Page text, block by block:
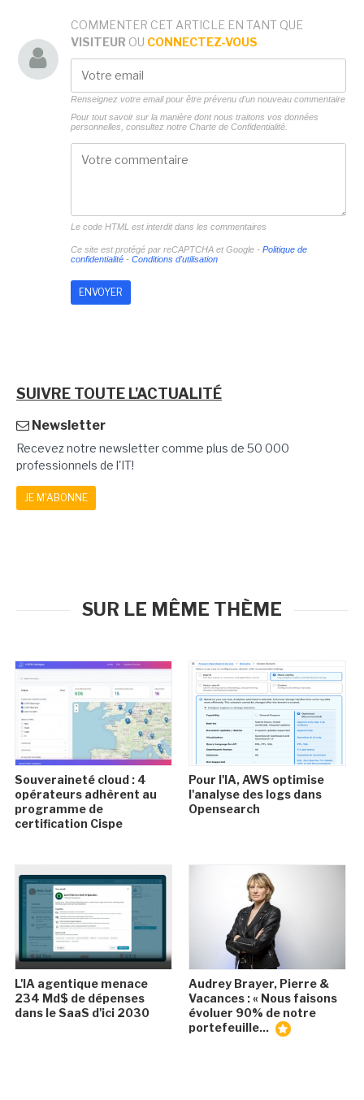
COMMENTER CET ARTICLE EN TANT QUE
VISITEUR OU CONNECTEZ-VOUS
Renseignez votre email pour être prévenu d'un nouveau commentaire
Pour tout savoir sur la manière dont nous traitons vos données
personnelles, consultez notre Charte de Confidentialité.
Le code HTML est interdit dans les commentaires
Ce site est protégé par reCAPTCHA et Google - Politique de
confidentialité- Conditions d'utilisation
SUIVRE TOUTE L'ACTUALITÉ
Newsletter
Recevez notre newsletter comme plus de 50 000
professionnels de l'IT!
JE M'ABONNE
SUR LE MÊME THÈME
Souveraineté cloud : 4
opérateurs adhèrent au
programme de
certification Cispe
Pour l'IA, AWS optimise
l'analyse des logs dans
Opensearch
L'IA agentique menace
234 Md$ de dépenses
dans le SaaS d'ici 2030
Audrey Brayer, Pierre &
Vacances : « Nous faisons
évoluer 90% de notre
portefeuille...